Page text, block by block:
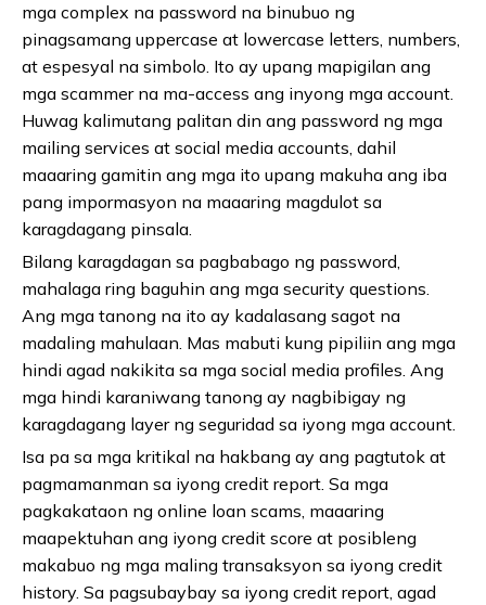
mga complex na password na binubuo ng
pinagsamang uppercase at lowercase letters, numbers,
at espesyal na simbolo. Ito ay upang mapigilan ang
mga scammer na ma-access ang inyong mga account.
Huwag kalimutang palitan din ang password ng mga
mailing services at social media accounts, dahil
maaaring gamitin ang mga ito upang makuha ang iba
pang impormasyon na maaaring magdulot sa
karagdagang pinsala.
Bilang karagdagan sa pagbabago ng password,
mahalaga ring baguhin ang mga security questions.
Ang mga tanong na ito ay kadalasang sagot na
madaling mahulaan. Mas mabuti kung pipiliin ang mga
hindi agad nakikita sa mga social media profiles. Ang
mga hindi karaniwang tanong ay nagbibigay ng
karagdagang layer ng seguridad sa iyong mga account.
Isa pa sa mga kritikal na hakbang ay ang pagtutok at
pagmamanman sa iyong credit report. Sa mga
pagkakataon ng online loan scams, maaaring
maapektuhan ang iyong credit score at posibleng
makabuo ng mga maling transaksyon sa iyong credit
history. Sa pagsubaybay sa iyong credit report, agad